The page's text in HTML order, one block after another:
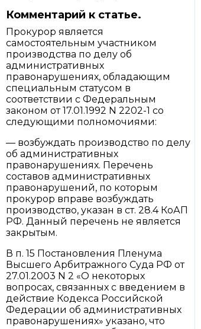
Комментарий к статье.
Прокурор является
самостоятельным участником
производства по делу об
административных
правонарушениях, обладающим
специальным статусом в
соответствии с Федеральным
законом от 17.01.1992 N 2202-1 со
следующими полномочиями:
— возбуждать производство по делу
об административных
правонарушениях. Перечень
составов административных
правонарушений, по которым
прокурор вправе возбуждать
производство, указан в ст. 28.4 КоАП
РФ. Данный перечень не является
закрытым.
В п. 15 Постановления Пленума
Высшего Арбитражного Суда РФ от
27.01.2003 N 2 «О некоторых
вопросах, связанных с введением в
действие Кодекса Российской
Федерации об административных
правонарушениях» указано, что